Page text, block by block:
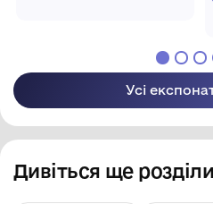
Усі
Дивіться ще розділи